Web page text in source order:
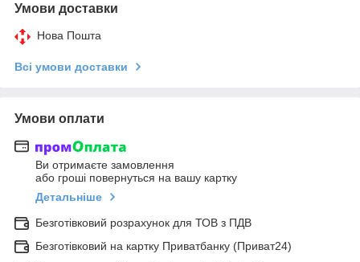
Умови доставки
Нова Пошта
Всі умови доставки
Умови оплати
Ви отримаєте замовлення
або гроші повернуться на вашу картку
Детальніше
Безготівковий розрахунок для ТОВ з ПДВ
Безготівковий на картку Приватбанку (Приват24)